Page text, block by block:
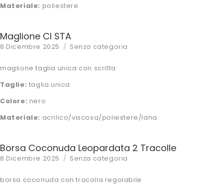
Materiale: poliestere
Maglione CI STA
Posted
8 Dicembre 2025 Categories
Senza categoria
maglione taglia unica con scritta
Taglie: taglia unica
Colore: nero
Materiale: acrilico/viscosa/poliestere/lana
Borsa Coconuda Leopardata 2 Tracolle
Posted
8 Dicembre 2025 Categories
Senza categoria
borsa coconuda con tracolla regolabile